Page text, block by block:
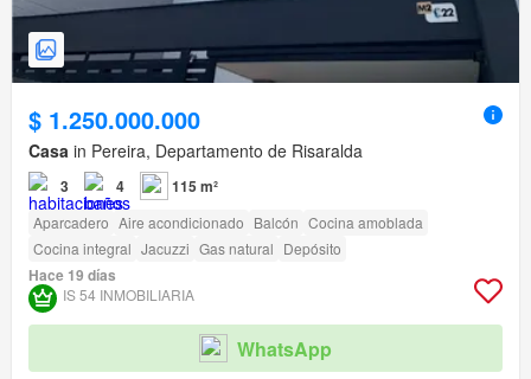
$ 1.250.000.000
Casa in Pereira, Departamento de Risaralda
3 4 115 m²
Aparcadero Aire acondicionado Balcón Cocina amoblada
Cocina integral Jacuzzi Gas natural Depósito
Hace 19 días
IS 54 INMOBILIARIA
WhatsApp